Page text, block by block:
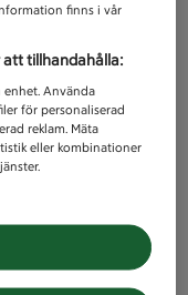
finns i vår
tillhandahålla:
Använda
för personaliserad
reklam. Mäta
eller kombinationer